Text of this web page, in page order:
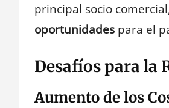
principal socio
oportunidades para el
Desafíos para la
Aumento de los